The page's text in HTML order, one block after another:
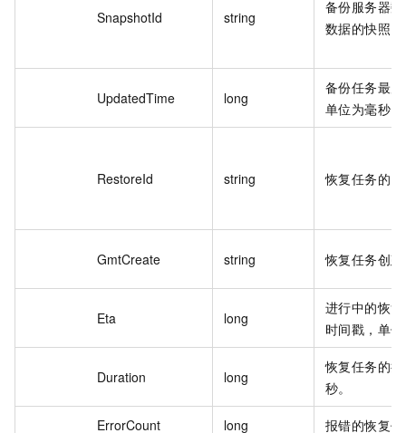
SnapshotId string
备份服务器
数据的快照
UpdatedTime long
备份任务最
单位为毫秒。
RestoreId string 恢复任务的
GmtCreate string 恢复任务创
Eta long
进行中的恢
时间戳，单
Duration long
恢复任务的
秒。
ErrorCount long 报错的恢复